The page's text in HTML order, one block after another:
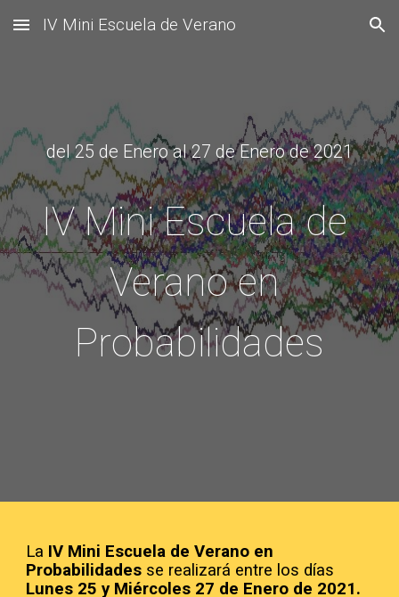
Skip to main content Skip to navigation
IV Mini Escuela de Verano
del 25 de Enero al 27 de Enero de 2021
IV Mini Escuela de
Verano en
Probabilidades
La IV Mini Escuela de Verano en
Probabilidades se realizará entre